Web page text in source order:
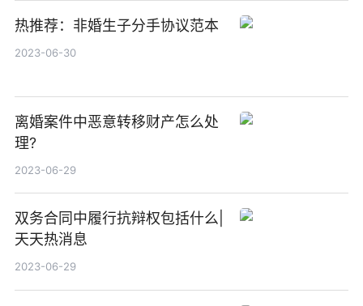
热推荐：非婚生子分手协议范本
2023-06-30
离婚案件中恶意转移财产怎么处
理?
2023-06-29
双务合同中履行抗辩权包括什么|
天天热消息
2023-06-29